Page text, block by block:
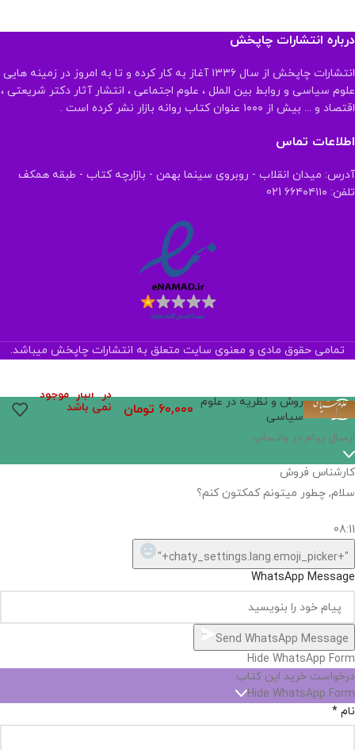
درباره انتشارات چاپخش
انتشارات چاپخش از سال ۱۳۳۶ آغاز به کار کرده و تا به امروز در زمینه هایی
علوم سیاسی و روابط بین الملل ، علوم اجتماعی ، انتشار آثار دکتر شریعتی ،
اقتصاد و ... بیش از ۱۰۰۰ عنوان کتاب روانه بازار نشر کرده است .
اطلاعات تماس
آدرس: میدان انقلاب - روبروی سینما بهمن - بازارچه کتاب - طبقه همکف
تلفن: ۶۶۴۰۴۱۱۰ 021
تمامی حقوق مادی و معنوی سایت متعلق به انتشارات چاپخش میباشد.
روش و نظریه در علوم
سیاسی
60,000 تومان
در انبار موجود
نمی باشد
ارسال پیام در واتساپ
کارشناس فروش
سلام, چطور میتونم کمکتون کنم؟
08:11
"+chaty_settings.lang.emoji_picker+"
WhatsApp Message
Send WhatsApp Message
Hide WhatsApp Form
درخواست خرید این کتاب
Hide WhatsApp Form
نام *